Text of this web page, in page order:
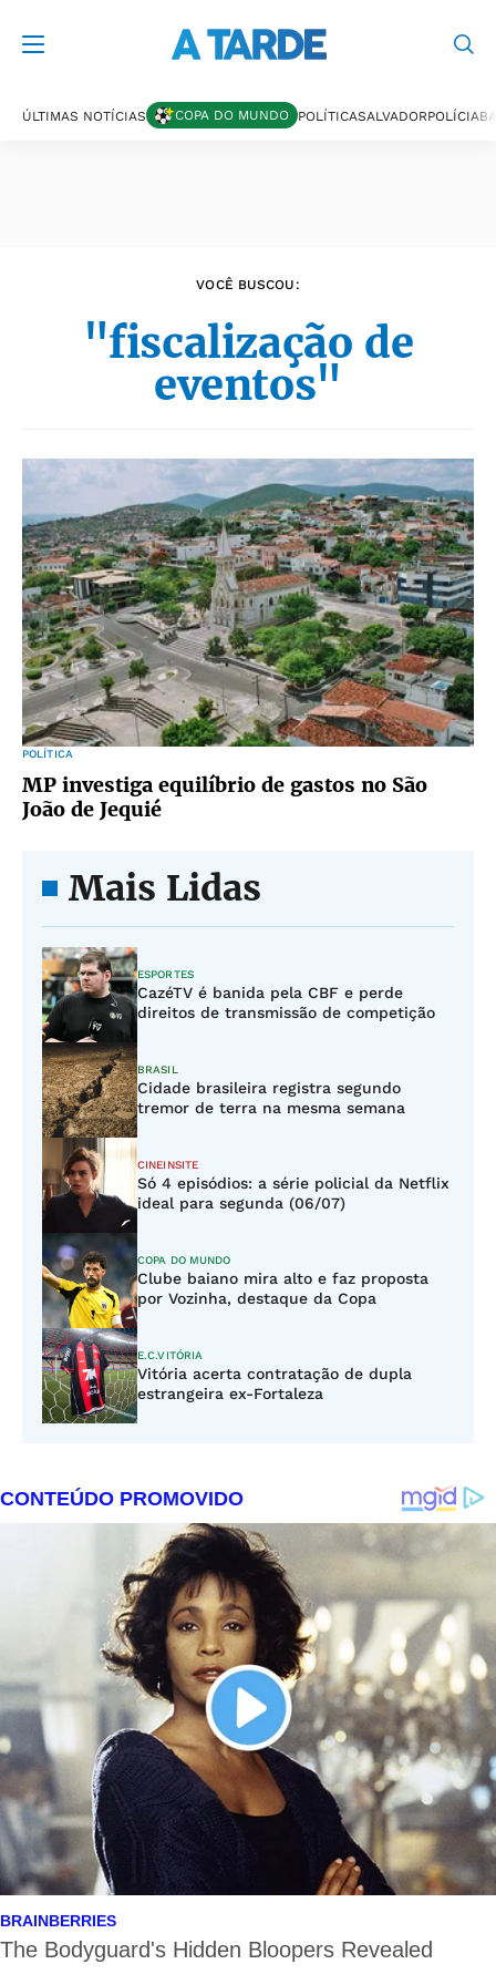
ÚLTIMAS NOTÍCIAS COPA DO MUNDO POLÍTICASALVADORPOLÍCIA
VOCÊ BUSCOU:
"fiscalização de
eventos"
POLÍTICA
MP investiga equilíbrio de gastos no São
João de Jequié
Mais Lidas
ESPORTES
CazéTV é banida pela CBF e perde
direitos de transmissão de competição
BRASIL
Cidade brasileira registra segundo
tremor de terra na mesma semana
CINEINSITE
Só 4 episódios: a série policial da Netflix
ideal para segunda (06/07)
COPA DO MUNDO
Clube baiano mira alto e faz proposta
por Vozinha, destaque da Copa
E.C.VITÓRIA
Vitória acerta contratação de dupla
estrangeira ex-Fortaleza